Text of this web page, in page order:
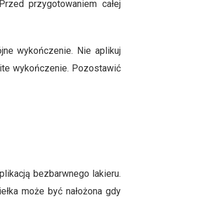
przygotowaniem całej
wykończenie. Nie aplikuj
wykończenie. Pozostawić
bezbarwnego lakieru.
może być nałożona gdy